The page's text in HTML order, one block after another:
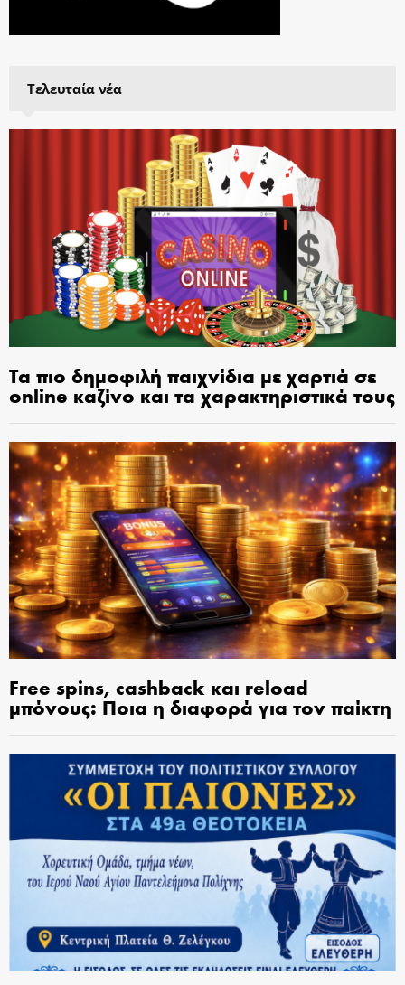
Τελευταία νέα
Τα πιο δημοφιλή παιχνίδια με χαρτιά σε
online καζίνο και τα χαρακτηριστικά τους
Free spins, cashback και reload
μπόνους: Ποια η διαφορά για τον παίκτη